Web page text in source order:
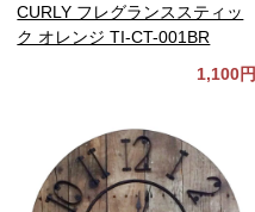
CURLY フレグランススティッ
ク オレンジ TI-CT-001BR
1,100円